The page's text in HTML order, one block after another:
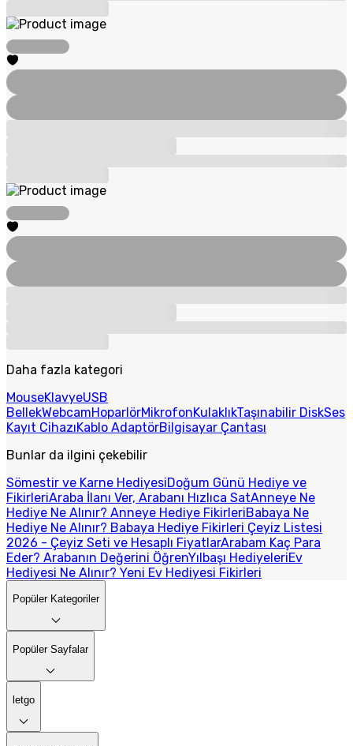
Daha fazla kategori
MouseKlavyeUSB
BellekWebcamHoparlörMikrofonKulaklıkTaşınabilir DiskSes
Kayıt CihazıKablo AdaptörBilgisayar Çantası
Bunlar da ilgini çekebilir
Sömestir ve Karne HediyesiDoğum Günü Hediye ve
FikirleriAraba İlanı Ver, Arabanı Hızlıca SatAnneye Ne
Hediye Ne Alınır? Anneye Hediye FikirleriBabaya Ne
Hediye Ne Alınır? Babaya Hediye Fikirleri Çeyiz Listesi
2026 - Çeyiz Seti ve Hesaplı FiyatlarArabam Kaç Para
Eder? Arabanın Değerini ÖğrenYılbaşı HediyeleriEv
Hediyesi Ne Alınır? Yeni Ev Hediyesi Fikirleri
Popüler Kategoriler
Popüler Sayfalar
letgo